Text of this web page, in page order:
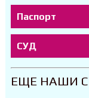
Паспорт
СУД
ЕЩЕ НАШИ